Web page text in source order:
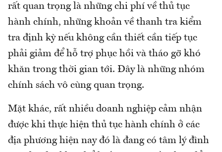
rất quan trọng là những chi phí về thủ tục
hành chính, những khoản về thanh tra kiểm
tra định kỳ nếu không cần thiết cần tiếp tục
phải giảm để hỗ trợ phục hồi và tháo gỡ khó
khăn trong thời gian tới. Đây là những nhóm
chính sách vô cùng quan trọng.
Mặt khác, rất nhiều doanh nghiệp cảm nhận
được khi thực hiện thủ tục hành chính ở các
địa phương hiện nay đó là đang có tâm lý đình